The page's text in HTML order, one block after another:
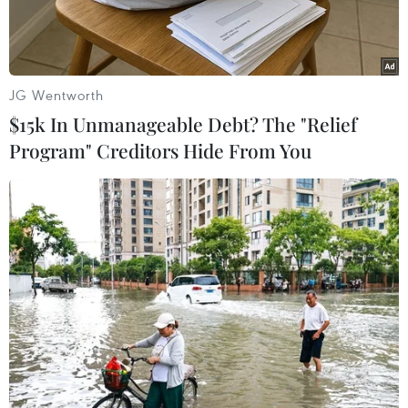
Ảnh chỉ mang tính mính họa. (Nguồn: blog.paycorp.co.za)
Thương mại điện tử tại Việt Nam thời gian qua
đã có tốc độ tăng trưởng vượt bậc. Tuy vậy, việc
thiếu đồng bộ trong các hoạt động giao hàng,
phương thức thanh toán... có thể khiến nhiều
JG Wentworth
$15k In Unmanageable Debt? The "Relief
Program" Creditors Hide From You